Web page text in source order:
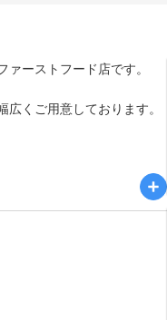
ーストフード店です。
くご用意しております。